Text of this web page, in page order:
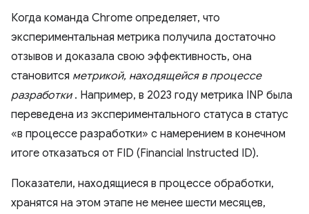
Когда команда Chrome определяет, что
экспериментальная метрика получила достаточно
отзывов и доказала свою эффективность, она
становится метрикой, находящейся в процессе
разработки. Например, в 2023 году метрика INP была
переведена из экспериментального статуса в статус
«в процессе разработки» с намерением в конечном
итоге отказаться от FID (Financial Instructed ID).
Показатели, находящиеся в процессе обработки,
хранятся на этом этапе не менее шести месяцев,